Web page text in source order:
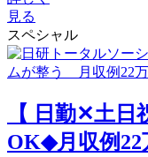
見る
スペシャル
【 日勤✕土
OK◆月収例